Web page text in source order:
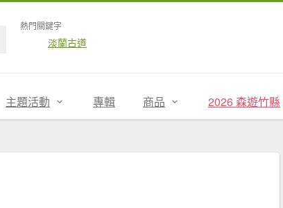
熱門關鍵字
淡蘭古道
主題活動 專輯 商品 2026 森遊竹縣